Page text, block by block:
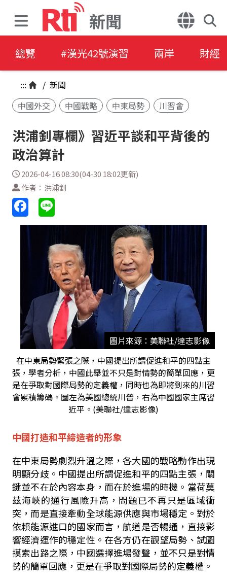
新聞
總覽 #漢光42號演習 兩岸 財經
::: / 新聞
中國外交
中國戰略 中東局勢 川習會
洪浦釗專欄》習近平談和平背後的
政治算計
2026-04-16 08:30(04-30 18:02更新)
作者：洪浦釗
圖片來源：美聯社/達志影像
在中東局勢緊張之際，中國提出所謂促進和平的四點主
張，學者分析，中國此舉並不只是對情勢的簡單回應，更
是在爭取對國際局勢的定義權，同時也為即將到來的川習
會累積籌碼。圖左為美國總統川普，右為中國國家主席習
近平。(美聯社/達志影像)
中國打造和平締造者的形象
在中東局勢劇烈升溫之際，各大國的戰略動作出現
明顯分歧。中國提出所謂促進和平的四點主張，關
鍵並不在於內容本身，而在於進場的時機。當荷莫
茲海峽的通行風險升高，問題已不再只是區域衝
突，而是直接牽動全球能源供應與市場穩定。對於
依賴能源進口的國家而言，航道是否暢通，直接影
響經濟運作的穩定性。在各方仍在觀望局勢、試圖
摸索出路之際，中國選擇進場發聲，並不只是對情
勢的簡單回應，更是在爭取對國際局勢的定義權。